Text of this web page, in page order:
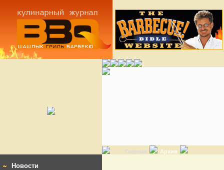
Главная Архив
Новости